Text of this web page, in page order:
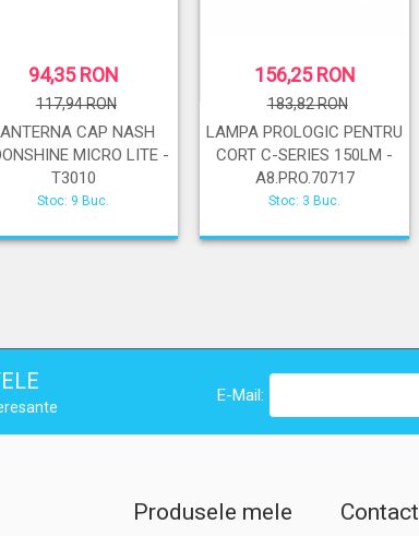
94,35 RON
117,94 RON
CAP NASH
MICRO LITE -
T3010
Stoc: 9 Buc.
156,25 RON
183,82 RON
LAMPA PROLOGIC PENTRU
CORT C-SERIES 150LM -
A8.PRO.70717
Stoc: 3 Buc.
E-Mail:
Produsele mele Contact